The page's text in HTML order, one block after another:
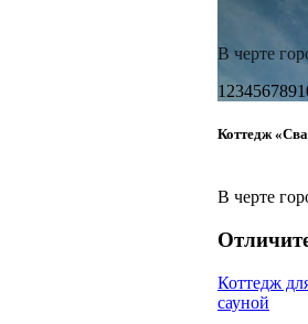
В черте
1 23456789
Коттедж
В черте
Коттедж
сауной